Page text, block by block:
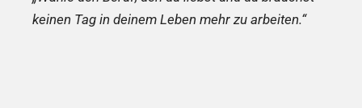
keinen Tag in deinem Leben mehr zu arbeiten.“